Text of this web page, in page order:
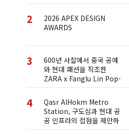
2
2026 APEX DESIGN
AWARDS
3
600년 사찰에서 중국 공예
와 현대 패션을 직조한
ZARA x Fanglu Lin Pop-
Up
4
Qasr AlHokm Metro
Station, 구도심과 현대 공
공 인프라의 접점을 제안하
다